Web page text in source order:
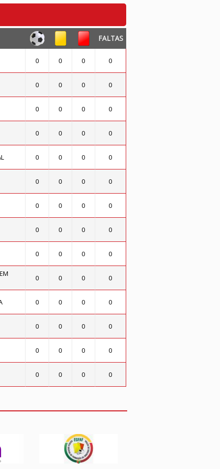
FALTAS
0 0 0 0
0 0 0 0
0 0 0 0
0 0 0 0
0 0 0 0
0 0 0 0
0 0 0 0
0 0 0 0
0 0 0 0
0 0 0 0
0 0 0 0
0 0 0 0
0 0 0 0
0 0 0 0